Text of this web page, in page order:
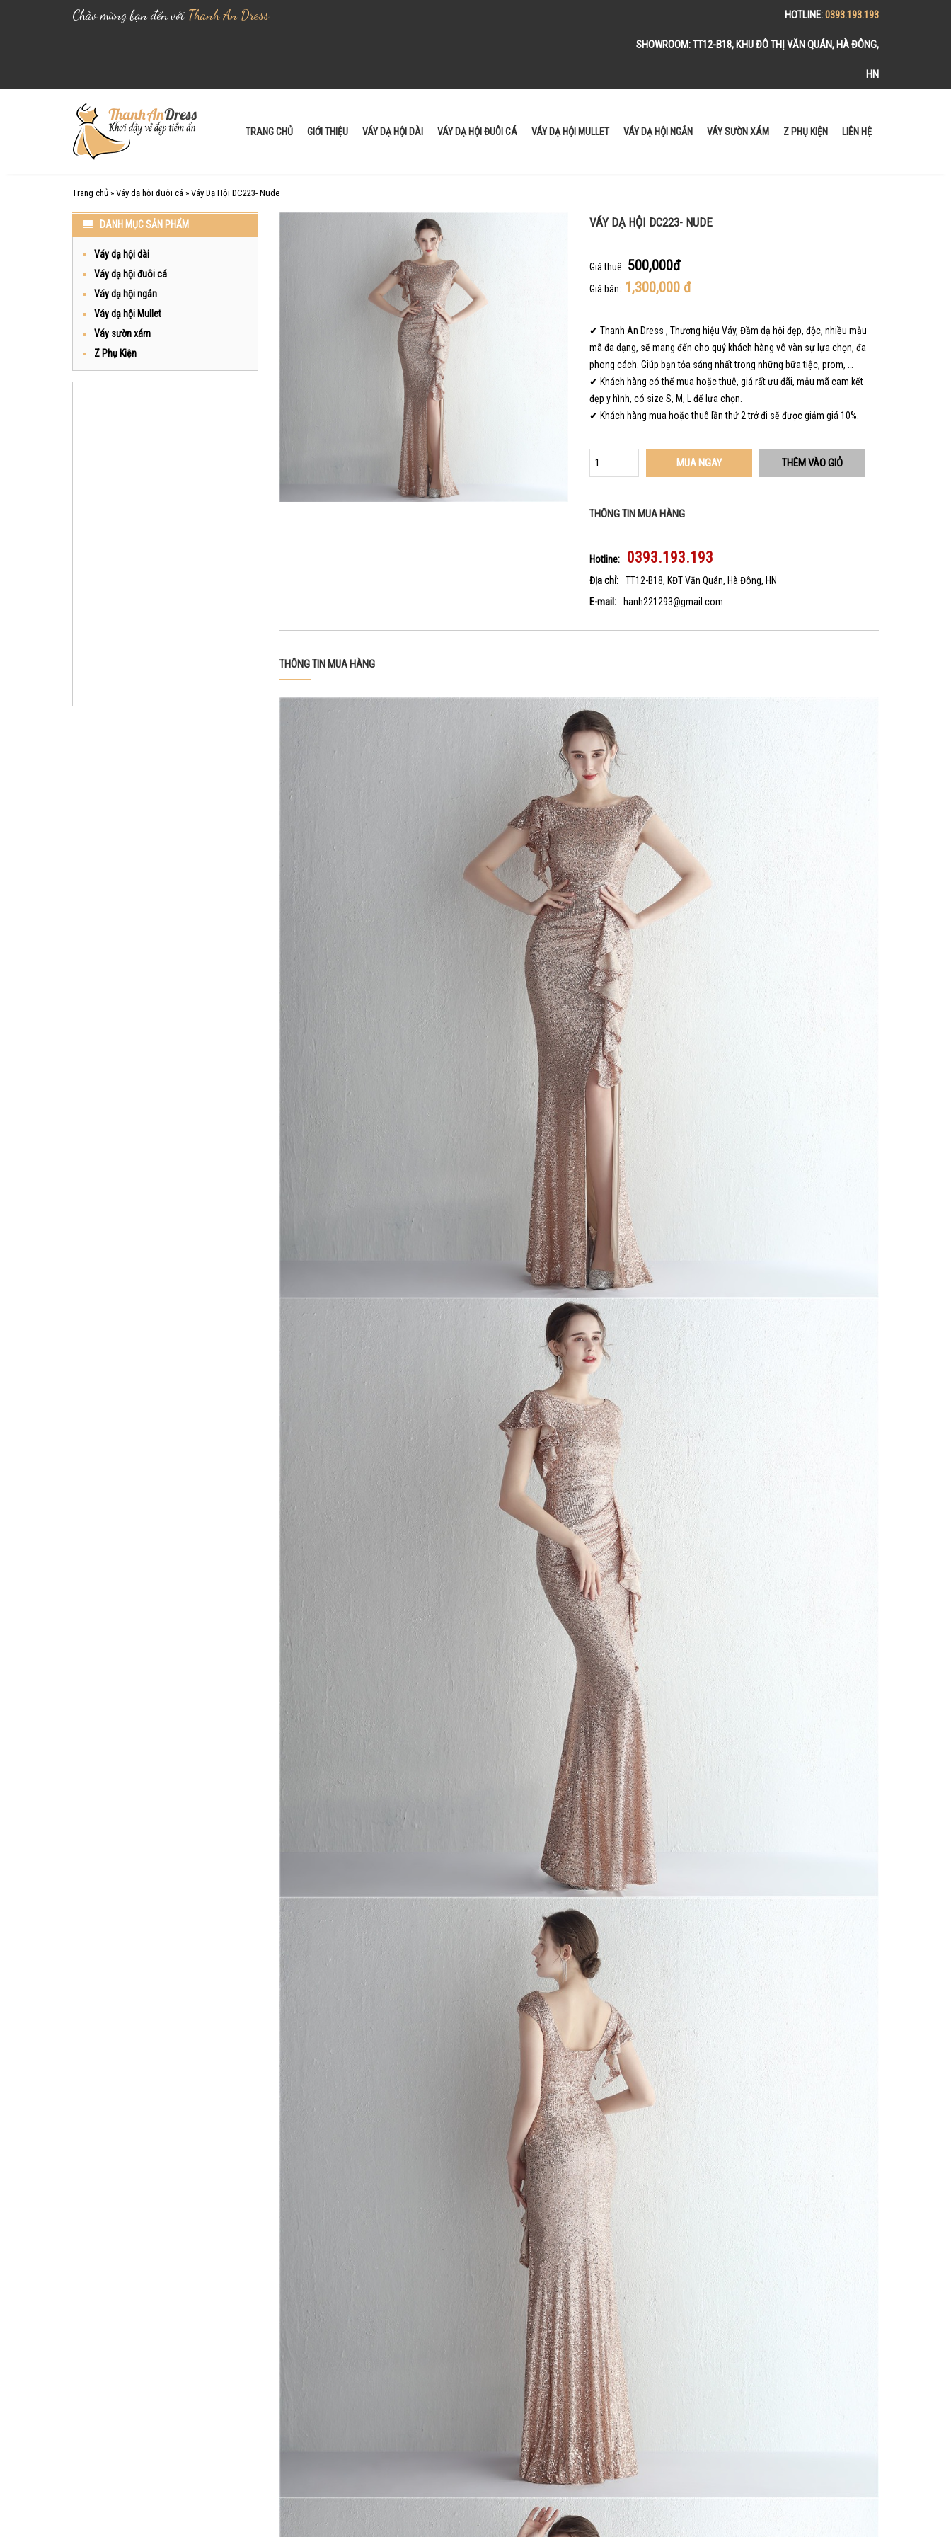
Chào mừng bạn đến với Thanh An Dress HOTLINE:0393.193.193
SHOWROOM:TT12-B18, KHU ĐÔ THỊ VĂN QUÁN, HÀ ĐÔNG,
HN
TRANG CHỦ GIỚI THIỆU VÁY DẠ HỘI DÀI VÁY DẠ HỘI ĐUÔI CÁ VÁY DẠ HỘI MULLET VÁY DẠ HỘI NGẮN VÁY SƯỜN XÁM Z PHỤ KIỆN LIÊN HỆ
Trang chủ » Váy dạ hội đuôi cá » Váy Dạ Hội DC223- Nude
VÁY DẠ HỘI DC223- NUDE
Giá thuê: 500,000đ
Giá bán: 1,300,000 đ
✔ Thanh An Dress , Thương hiệu Váy, Đầm dạ hội đẹp, độc, nhiều mẫu
mã đa dạng, sẽ mang đến cho quý khách hàng vô vàn sự lựa chọn, đa
phong cách. Giúp bạn tỏa sáng nhất trong những bữa tiệc, prom, …
✔ Khách hàng có thể mua hoặc thuê, giá rất ưu đãi, mẫu mã cam kết
đẹp y hình, có size S, M, L để lựa chọn.
✔ Khách hàng mua hoặc thuê lần thứ 2 trở đi sẽ được giảm giá 10%.
MUA NGAY
THÔNG TIN MUA HÀNG
Hotline: 0393.193.193
Địa chỉ:
TT12-B18, KĐT Văn Quán, Hà Đông, HN
E-mail:
hanh221293@gmail.com
THÔNG TIN MUA HÀNG
DANH MỤC SẢN PHẨM
Váy dạ hội dài
Váy dạ hội đuôi cá
Váy dạ hội ngắn
Váy dạ hội Mullet
Váy sườn xám
Z Phụ Kiện